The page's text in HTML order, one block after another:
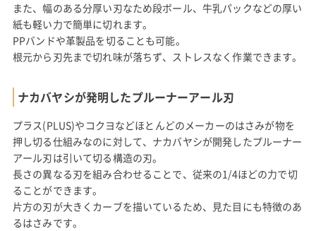
また、幅のある分厚い刃なため段ボール、牛乳パックなどの厚い
紙も軽い力で簡単に切れます。
PPバンドや革製品を切ることも可能。
根元から刃先まで切れ味が落ちず、ストレスなく作業できます。
ナカバヤシが発明したプルーナーアール刃
プラス(PLUS)やコクヨなどほとんどのメーカーのはさみが物を
押し切る仕組みなのに対して、ナカバヤシが開発したプルーナー
アール刃は引いて切る構造の刃。
長さの異なる刃を組み合わせることで、従来の1/4ほどの力で切
ることができます。
片方の刃が大きくカーブを描いているため、見た目にも特徴のあ
るはさみです。